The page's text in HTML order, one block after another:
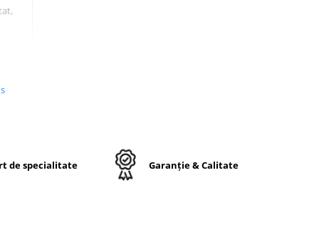
de specialitate Garanție & Calitate